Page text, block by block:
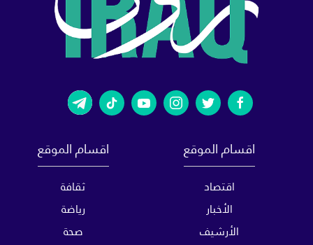
اقسام الموقع
اقتصاد
الأخبار
الأرشيف
اقسام الموقع
ثقافة
رياضة
صحة